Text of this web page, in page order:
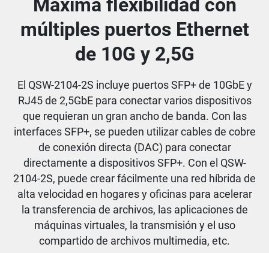
Máxima flexibilidad con
múltiples puertos Ethernet
de 10G y 2,5G
El QSW-2104-2S incluye puertos SFP+ de 10GbE y
RJ45 de 2,5GbE para conectar varios dispositivos
que requieran un gran ancho de banda. Con las
interfaces SFP+, se pueden utilizar cables de cobre
de conexión directa (DAC) para conectar
directamente a dispositivos SFP+. Con el QSW-
2104-2S, puede crear fácilmente una red híbrida de
alta velocidad en hogares y oficinas para acelerar
la transferencia de archivos, las aplicaciones de
máquinas virtuales, la transmisión y el uso
compartido de archivos multimedia, etc.